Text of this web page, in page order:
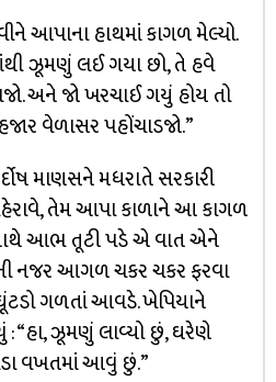
આપાના હાથમાં કાગળ મેલ્યો.
ઝૂમણું લઈ ગયા છો, તે હવે
અને જો ખરચાઈ ગયું હોય તો
વેળાસર પહોંચાડજો.”
માણસને મધરાતે સરકારી
તેમ આપા કાળાને આ કાગળ
આભ તૂટી પડે એ વાત એને
નજર આગળ ચકર ચકર ફરવા
ઘૂંટડો ગળતાં આવડે. ખેપિયાને
“હા, ઝૂમણું લાવ્યો છું, ઘરેણે
વખતમાં આવું છું.”